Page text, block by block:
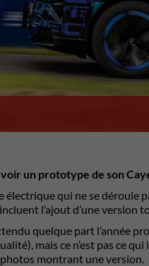
un prototype de son
électrique qui ne se déroule
l’ajout d’une version
quelque part l’année
mais ce n’est pas ce
montrant une version.